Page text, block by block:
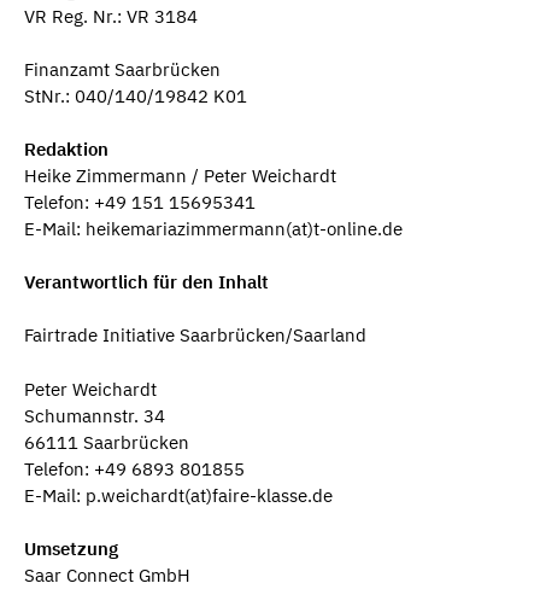
VR Reg. Nr.: VR 3184
Finanzamt Saarbrücken
StNr.: 040/140/19842 K01
Redaktion
Heike Zimmermann / Peter Weichardt
Telefon: +49 151 15695341
E-Mail: heikemariazimmermann(at)t-online.de
Verantwortlich für den Inhalt
Fairtrade Initiative Saarbrücken/Saarland
Peter Weichardt
Schumannstr. 34
66111 Saarbrücken
Telefon: +49 6893 801855
E-Mail: p.weichardt(at)faire-klasse.de
Umsetzung
Saar Connect GmbH